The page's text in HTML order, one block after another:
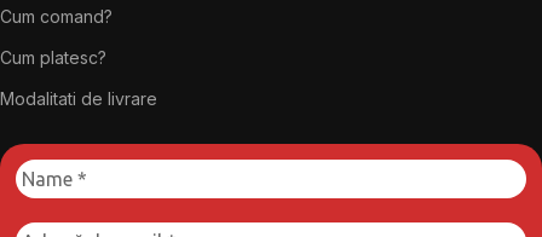
Cum comand?
Cum platesc?
Modalitati de livrare